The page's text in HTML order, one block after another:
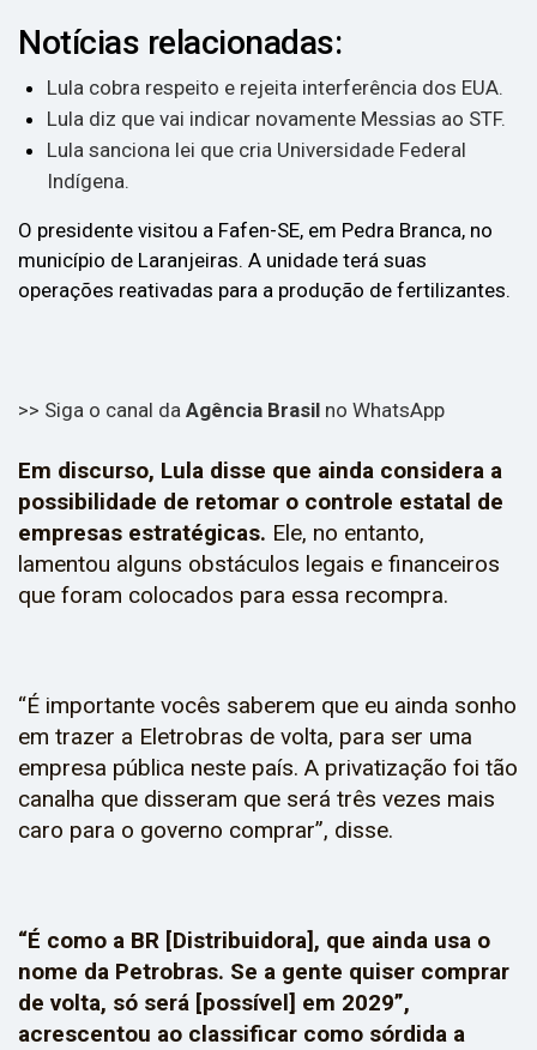
Notícias relacionadas:
Lula cobra respeito e rejeita interferência dos EUA.
Lula diz que vai indicar novamente Messias ao STF.
Lula sanciona lei que cria Universidade Federal
Indígena.
O presidente visitou a Fafen-SE, em Pedra Branca, no
município de Laranjeiras. A unidade terá suas
operações reativadas para a produção de fertilizantes.
>> Siga o canal da Agência Brasil no WhatsApp
Em discurso, Lula disse que ainda considera a
possibilidade de retomar o controle estatal de
empresas estratégicas. Ele, no entanto,
lamentou alguns obstáculos legais e financeiros
que foram colocados para essa recompra.
“É importante vocês saberem que eu ainda sonho
em trazer a Eletrobras de volta, para ser uma
empresa pública neste país. A privatização foi tão
canalha que disseram que será três vezes mais
caro para o governo comprar”, disse.
“É como a BR [Distribuidora], que ainda usa o
nome da Petrobras. Se a gente quiser comprar
de volta, só será [possível] em 2029”,
acrescentou ao classificar como sórdida a